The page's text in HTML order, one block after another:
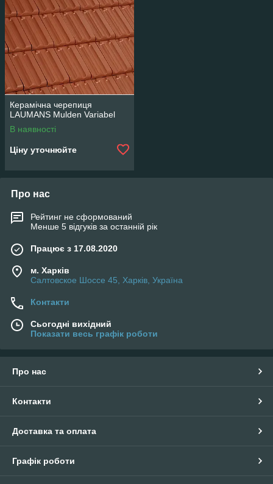
Керамічна черепиця
LAUMANS Mulden Variabel
В наявності
Ціну уточнюйте
Про нас
Рейтинг не сформований
Менше 5 відгуків за останній рік
Працює з 17.08.2020
м. Харків
Салтовское Шоссе 45, Харків, Україна
Контакти
Сьогодні вихідний
Показати весь графік роботи
Про нас
Контакти
Доставка та оплата
Графік роботи